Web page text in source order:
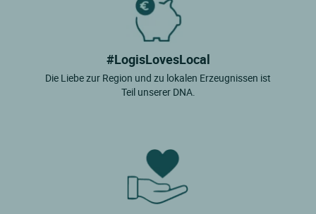
#LogisLovesLocal
Die Liebe zur Region und zu lokalen Erzeugnissen ist
Teil unserer DNA.